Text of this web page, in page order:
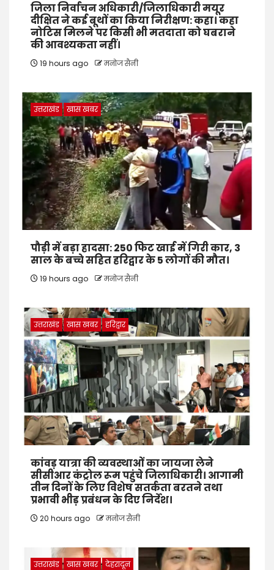
जिला निर्वाचन अधिकारी/जिलाधिकारी मयूर
दीक्षित ने कई बूथों का किया निरीक्षण: कहा। कहा
नोटिस मिलने पर किसी भी मतदाता को घबराने
की आवश्यकता नहीं।
19 hours ago मनोज सैनी
उत्तराखंड खास खबर
पौड़ी में बड़ा हादसा: 250 फिट खाई में गिरी कार, 3
साल के बच्चे सहित हरिद्वार के 5 लोगों की मौत।
19 hours ago मनोज सैनी
उत्तराखंड खास खबर हरिद्वार
कांवड़ यात्रा की व्यवस्थाओं का जायजा लेने
सीसीआर कंट्रोल रूम पहुंचे जिलाधिकारी। आगामी
तीन दिनों के लिए विशेष सतर्कता बरतने तथा
प्रभावी भीड़ प्रबंधन के दिए निर्देश।
20 hours ago मनोज सैनी
उत्तराखंड खास खबर देहरादून